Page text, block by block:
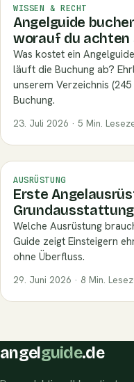
WISSEN & RECHT
Angelguide
worauf du
Was kostet ein
läuft die Buchung ab?
unserem Verzeichnis
Buchung.
23. Juli 2026 · 5 Min.
AUSRÜSTUNG
Erste
Welche Ausrüstung
Guide zeigt Einsteigern
ohne Überfluss.
29. Juni 2026 · 8 Min.
angel guide.de